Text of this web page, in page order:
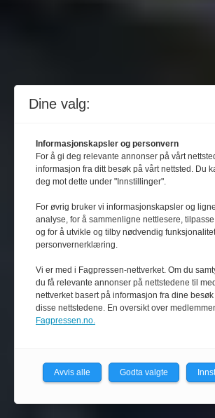
Dine valg:
Informasjonskapsler og personvern
For å gi deg relevante annonser på vårt
informasjon fra ditt besøk på vårt nettsted. Du
deg mot dette under "Innstillinger".
For øvrig bruker vi informasjonskapsler og
analyse, for å sammenligne nettlesere,
og for å utvikle og tilby nødvendig
personvernerklæring.
Vi er med i Fagpressen-nettverket. Om du
du få relevante annonser på nettstedene til
nettverket basert på informasjon fra dine
disse nettstedene. En oversikt over
Fagpressen.no.
Avvis alle Godta valgte